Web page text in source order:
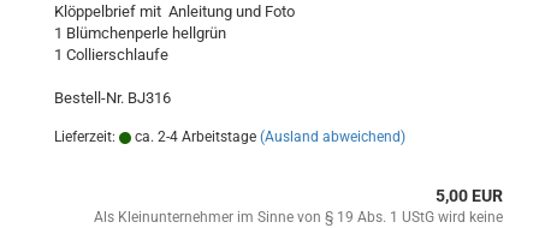
Klöppelbrief mit Anleitung und Foto
1 Blümchenperle hellgrün
1 Collierschlaufe
Bestell-Nr. BJ316
Lieferzeit: ca. 2-4 Arbeitstage (Ausland abweichend)
5,00 EUR
Als Kleinunternehmer im Sinne von § 19 Abs. 1 UStG wird keine